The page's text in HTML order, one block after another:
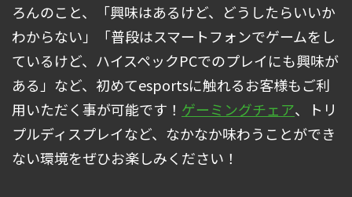
ろんのこと、「興味はあるけど、どうしたらいいか
わからない」「普段はスマートフォンでゲームをし
ているけど、ハイスペックPCでのプレイにも興味が
ある」など、初めてesportsに触れるお客様もご利
用いただく事が可能です！ ゲーミングチェア、トリ
プルディスプレイなど、なかなか味わうことができ
ない環境をぜひお楽しみください！